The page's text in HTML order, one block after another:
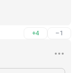
+4 –1